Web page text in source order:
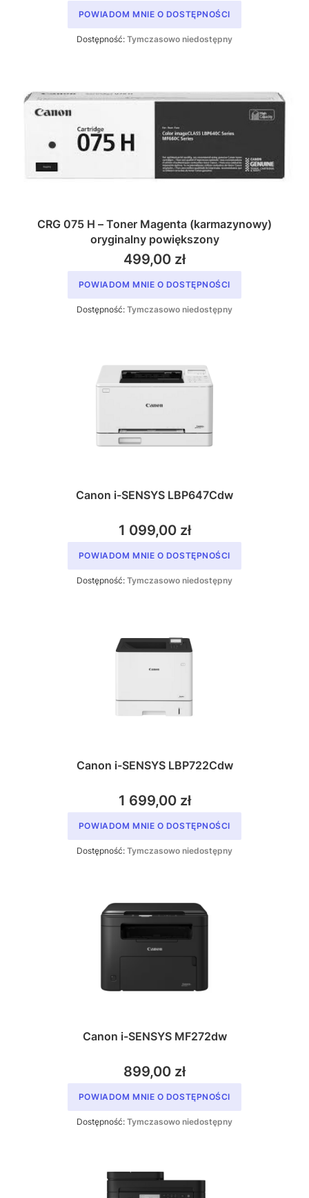
POWIADOM MNIE O DOSTĘPNOŚCI
Dostępność: Tymczasowo niedostępny
CRG 075 H – Toner Magenta (karmazynowy)
oryginalny powiększony
499,00 zł
POWIADOM MNIE O DOSTĘPNOŚCI
Dostępność: Tymczasowo niedostępny
Canon i-SENSYS LBP647Cdw
1 099,00 zł
POWIADOM MNIE O DOSTĘPNOŚCI
Dostępność: Tymczasowo niedostępny
Canon i-SENSYS LBP722Cdw
1 699,00 zł
POWIADOM MNIE O DOSTĘPNOŚCI
Dostępność: Tymczasowo niedostępny
Canon i-SENSYS MF272dw
899,00 zł
POWIADOM MNIE O DOSTĘPNOŚCI
Dostępność: Tymczasowo niedostępny